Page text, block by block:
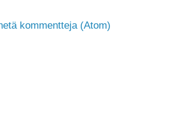
kommentteja (Atom)